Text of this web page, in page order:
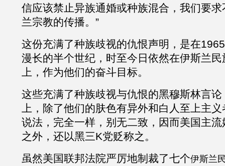
信应该禁止异族通婚或种族混合，我们要
兰宗教的传播。”
这份充满了种族歧视的仇恨声明，是在
漫长的半个世纪，时至今日依然在伊斯兰
上，作为他们的奋斗目标。
这些充满了种族歧视与仇恨的黑穆斯林言
上，除了他们的肤色有异外和白人至上主
说法，完全一样，别无二致，因而美国主
之外，还以黑三K党贬称之。
虽然美国联邦法院严厉地制裁了七个伊斯兰